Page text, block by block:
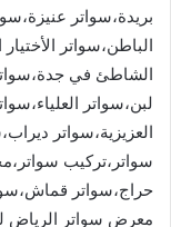
بريدة،سواتر
الباطن،سواتر
الشاطئ في
لبن،سواتر
العزيزية،سواتر
سواتر،تركيب
حراج،سواتر
معرض سواتر الرياض